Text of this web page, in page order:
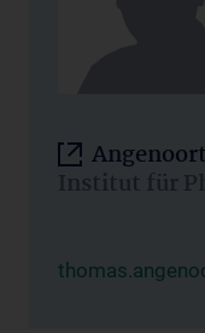
Institut für